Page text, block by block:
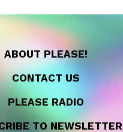
ABOUT PLEASE!
CONTACT US
PLEASE RADIO
TO NEWSLETTER